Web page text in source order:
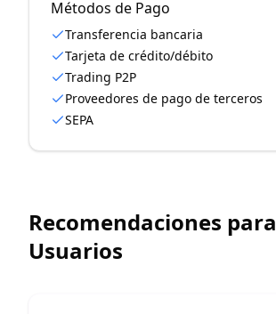
Métodos de Pago
Transferencia bancaria
Tarjeta de crédito/débito
Trading P2P
Proveedores de pago de terceros
SEPA
Recomendaciones para
Usuarios